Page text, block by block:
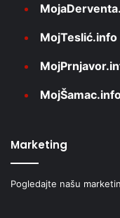
MojTeslić.info
Marketing
Pogledajte našu